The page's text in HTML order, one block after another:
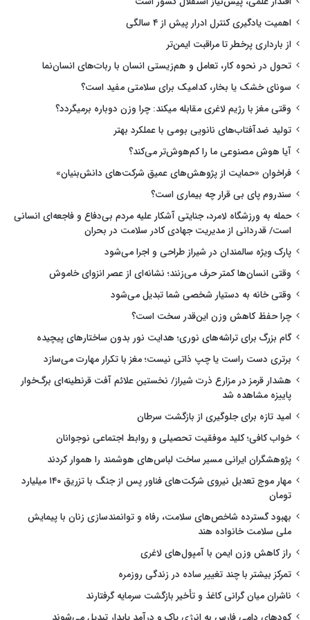
اهمیت یادگیری کنترل ادرار پیش از ۴ سالگی
از بارداری پرخطر تا مراقبت ایمن‌تر
تحول در نحوه کار، تعامل و هم‌زیستی انسان با ربات‌های انسان‌نما
سونای خشک یا بخار، کدامیک برای سلامتی مفید است؟
وقتی مغز با رژیم لاغری مقابله میکند: چرا وزن دوباره برمیگردد؟
تولید ضدآفتاب‌های نانویی بومی با عملکرد بهتر
آیا هوش مصنوعی ما را کم‌هوش‌تر می‌کند؟
فراخوان «حمایت از پژوهش‌های عمیق شرکت‌های دانش‌بنیان»
سندروم پای بی قرار چه بیماری است؟
حمله به ورزشگاه لامرد، جنایتی آشکار علیه مردم بی‌دفاع و فاجعه‌ای انسانی
است/ قدردانی از مدیریت جهادی کادر سلامت در بحران
پارک ویژه سالمندان در شیراز طراحی و اجرا می‌شود
وقتی انسان‌ها کمتر حرف می‌زنند؛ نشانه‌ای از عصر انزوای خاموش
وقتی خانه به دستیار شخصی شما تبدیل می‌شود
چرا حفظ کاهش وزن این‌قدر سخت است؟
گام بزرگ برای تراشه‌های نوری؛ هدایت نور بدون ساختارهای پیچیده
برتری دست راست یا چپ ذاتی نیست؛ مغز با تکرار مهارت می‌سازد
هشدار قرمز در مزارع ذرت شیراز/ نخستین علائم آفت قرنطینه‌ای برگ‌خوار
پاییزه مشاهده شد
امید تازه برای جلوگیری از بازگشت سرطان
خواب کافی؛ کلید موفقیت تحصیلی و روابط اجتماعی نوجوانان
پژوهشگران ایرانی مسیر ساخت لباس‌های هوشمند را هموار کردند
مهار موج تعدیل نیروی شرکت‌های فناور پس از جنگ با تزریق ۱۴۰ میلیارد
تومان
بهبود گسترده شاخص‌های سلامت، رفاه و توانمندسازی زنان با پیمایش
ملی سلامت خانواده هند
راز کاهش وزن ایمن با آمپول‌های لاغری
تمرکز بیشتر با چند تغییر ساده در زندگی روزمره
ناشران میان گرانی کاغذ و تأخیر بازگشت سرمایه گرفتارند